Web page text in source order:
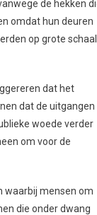
de hekken
omdat hun deuren
op grote schaal
dat het
dat de uitgangen
woede verder
om voor de
waarbij mensen om
die onder dwang